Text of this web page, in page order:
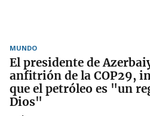
MUNDO
El presidente de
anfitrión de la COP29,
que el petróleo es "un
Dios"